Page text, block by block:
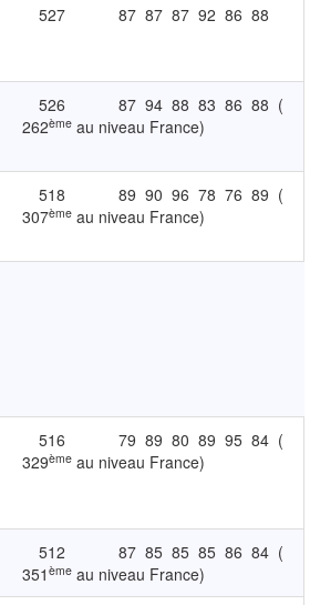
527 87 87 87 92 86 88
526 87 94 88 83 86 88 (
262èmeau niveau France)
518 89 90 96 78 76 89 (
307èmeau niveau France)
516 79 89 80 89 95 84 (
329èmeau niveau France)
512 87 85 85 85 86 84 (
351 èmeau niveau France)